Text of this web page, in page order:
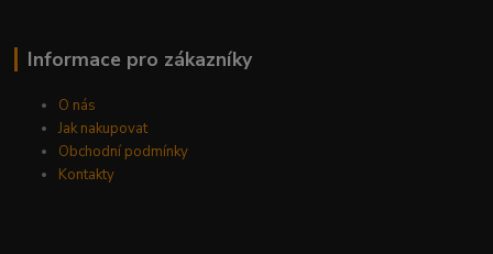
Informace pro zákazníky
O nás
Jak nakupovat
Obchodní podmínky
Kontakty